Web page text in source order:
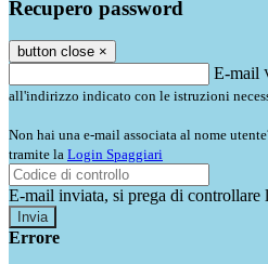
Recupero password
button close ×
E-mail
all'indirizzo indicato con le istruzioni
Non hai una e-mail associata al nome
tramite la Login Spaggiari
E-mail inviata, si prega di controllare
Errore